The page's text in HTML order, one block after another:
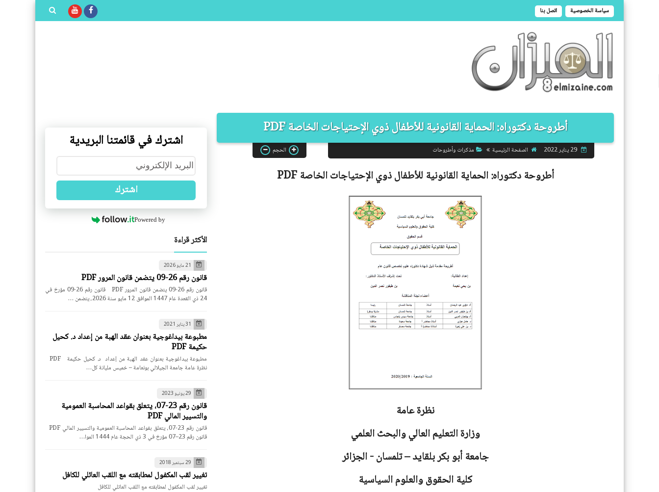
سياسة الخصوصية اتصل بنا
أطروحة دكتوراه: الحماية القانونية للأطفال ذوي الإحتياجات الخاصة PDF
29 يناير 2022 الصفحة الرئيسية مذكرات وأطروحات الحجم
أطروحة دكتوراه:الحماية القانونية للأطفال ذوي الإحتياجات الخاصة PDF
نظرة عامة
وزارة التعليم العالي والبحث العلمي
جامعةأبو بكر بلقايد – تلمسان - الجزائر
كلية الحقوق والعلوم السياسية
اشترك في قائمتنا البريدية
اشترك
Powered by
الأكثر قراءة
21 مايو 2026
قانون رقم 26-09 يتضمن قانون المرور PDF
قانون رقم 26-09 يتضمن قانون المرور PDF قانون رقم 26-09 مؤرخ في
24 ذي القعدة عام 1447 الموافق 12 مايو سنة 2026، يتضمن …
31 يناير 2021
مطبوعة بيداغوجية بعنوان عقد الهبة من إعداد د. كحيل
حكيمة PDF
نظرة عامة جامعة الجيلالي بونعامة – خميس مليانة كل…
29 يونيو 2023
قانون رقم 23-07، يتعلق بقواعد المحاسبة العمومية
والتسيير المالي PDF
قانون رقم 23–07 مؤرخ في 3 ذي الحجة عام 1444 الموا…
29 سبتمبر 2018
تغيير لقب المكفول لمطابقته مع اللقب العائلي للكافل
تغيير لقب المكفول لمطابقته مع اللقب العائلي للكافل